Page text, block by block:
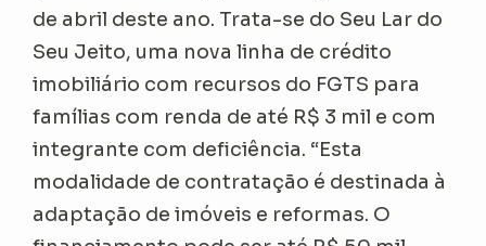
de abril deste ano. Trata-se do Seu Lar do
Seu Jeito, uma nova linha de crédito
imobiliário com recursos do FGTS para
famílias com renda de até R$ 3 mil e com
integrante com deficiência. “Esta
modalidade de contratação é destinada à
adaptação de imóveis e reformas. O